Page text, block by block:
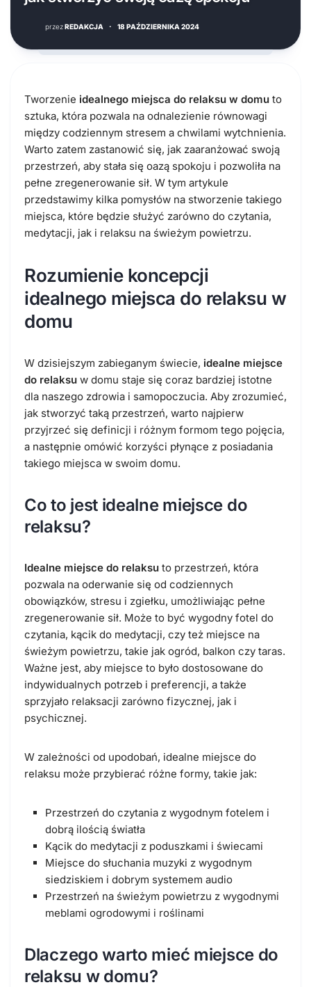
przezREDAKCJA · 18 PAŹDZIERNIKA 2024
Tworzenie idealnego miejsca do relaksu w domu to
sztuka, która pozwala na odnalezienie równowagi
między codziennym stresem a chwilami wytchnienia.
Warto zatem zastanowić się, jak zaaranżować swoją
przestrzeń, aby stała się oazą spokoju i pozwoliła na
pełne zregenerowanie sił. W tym artykule
przedstawimy kilka pomysłów na stworzenie takiego
miejsca, które będzie służyć zarówno do czytania,
medytacji, jak i relaksu na świeżym powietrzu.
Rozumienie koncepcji
idealnego miejsca do relaksu w
domu
W dzisiejszym zabieganym świecie, idealne miejsce
do relaksu w domu staje się coraz bardziej istotne
dla naszego zdrowia i samopoczucia. Aby zrozumieć,
jak stworzyć taką przestrzeń, warto najpierw
przyjrzeć się definicji i różnym formom tego pojęcia,
a następnie omówić korzyści płynące z posiadania
takiego miejsca w swoim domu.
Co to jest idealne miejsce do
relaksu?
Idealne miejsce do relaksu to przestrzeń, która
pozwala na oderwanie się od codziennych
obowiązków, stresu i zgiełku, umożliwiając pełne
zregenerowanie sił. Może to być wygodny fotel do
czytania, kącik do medytacji, czy też miejsce na
świeżym powietrzu, takie jak ogród, balkon czy taras.
Ważne jest, aby miejsce to było dostosowane do
indywidualnych potrzeb i preferencji, a także
sprzyjało relaksacji zarówno fizycznej, jak i
psychicznej.
W zależności od upodobań, idealne miejsce do
relaksu może przybierać różne formy, takie jak:
Przestrzeń do czytania z wygodnym fotelem i
dobrą ilością światła
Kącik do medytacji z poduszkami i świecami
Miejsce do słuchania muzyki z wygodnym
siedziskiem i dobrym systemem audio
Przestrzeń na świeżym powietrzu z wygodnymi
meblami ogrodowymi i roślinami
Dlaczego warto mieć miejsce do
relaksu w domu?